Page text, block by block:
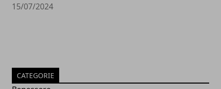
15/07/2024
CATEGORIE